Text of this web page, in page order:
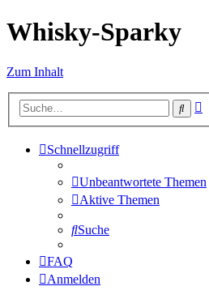
Whisky-Sparky
Zum Inhalt
Suche
Schnellzugriff
Unbeantwortete Themen
Aktive Themen
Suche
FAQ
Anmelden